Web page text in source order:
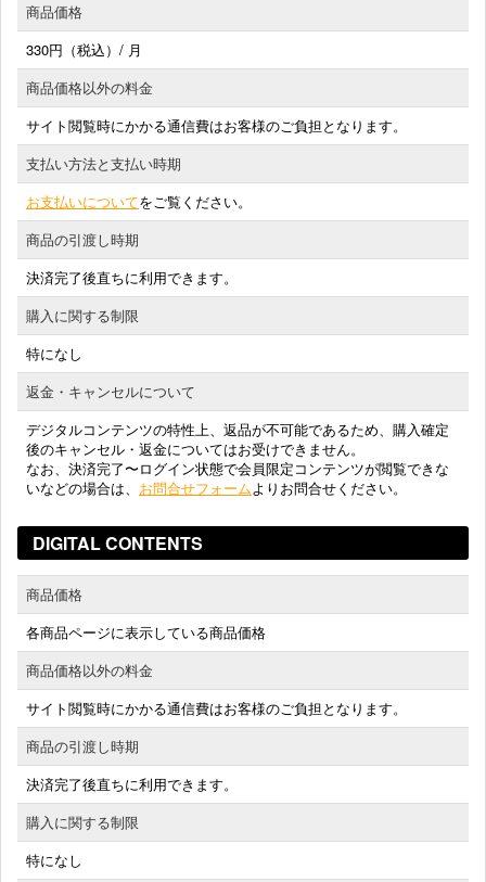
商品価格
330円（税込）/ 月
商品価格以外の料金
サイト閲覧時にかかる通信費はお客様のご負担となります。
支払い方法と支払い時期
お支払いについてをご覧ください。
商品の引渡し時期
決済完了後直ちに利用できます。
購入に関する制限
特になし
返金・キャンセルについて
デジタルコンテンツの特性上、返品が不可能であるため、購入確定
後のキャンセル・返金についてはお受けできません。
なお、決済完了〜ログイン状態で会員限定コンテンツが閲覧できな
いなどの場合は、 お問合せフォームよりお問合せください。
DIGITAL CONTENTS
商品価格
各商品ページに表示している商品価格
商品価格以外の料金
サイト閲覧時にかかる通信費はお客様のご負担となります。
商品の引渡し時期
決済完了後直ちに利用できます。
購入に関する制限
特になし